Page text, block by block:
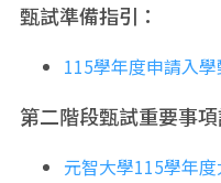
甄試準備指引：
115學年度申請入
第二階段甄試重要事項
元智大學115學年